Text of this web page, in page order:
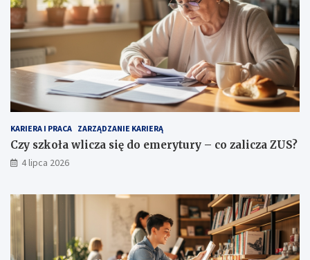
KARIERA I PRACA ZARZĄDZANIE KARIERĄ
Czy szkoła wlicza się do emerytury – co zalicza ZUS?
4 lipca 2026